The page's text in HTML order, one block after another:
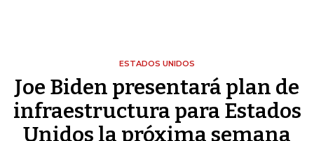
ESTADOS UNIDOS
Joe Biden presentará plan de
infraestructura para Estados
Unidos la próxima semana